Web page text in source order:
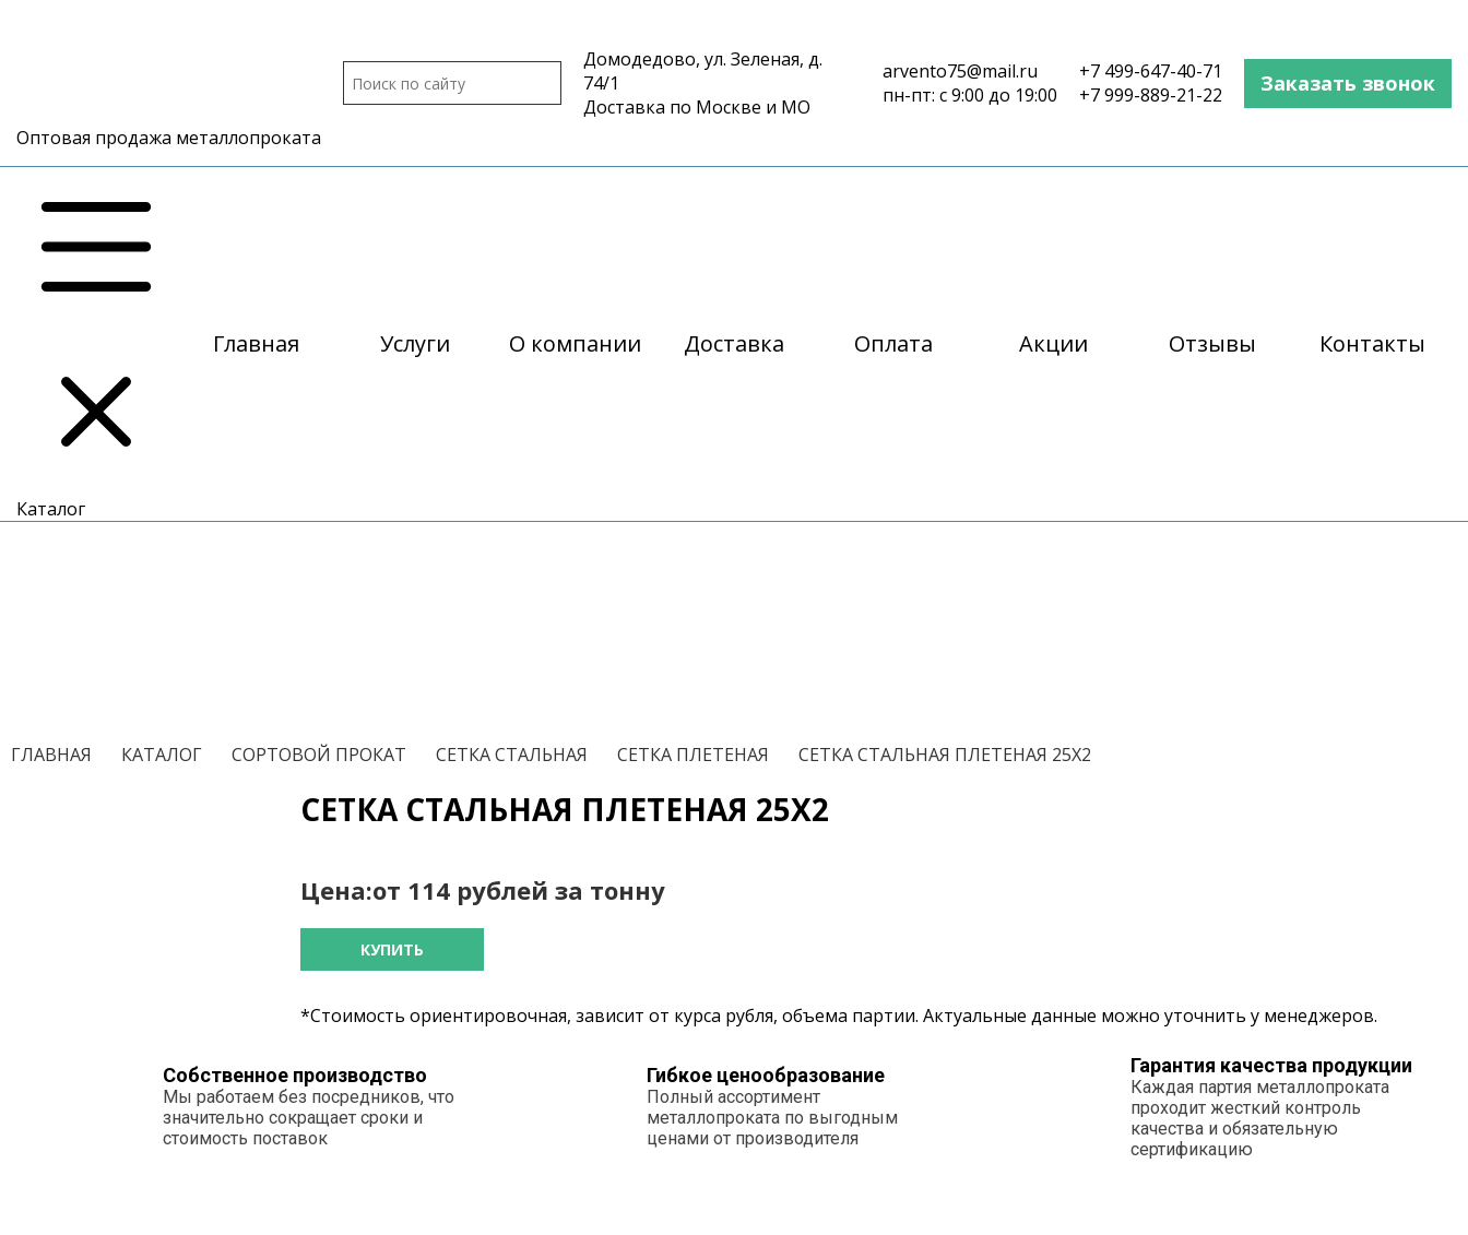
Оптовая продажа металлопроката
Домодедово, ул. Зеленая, д.
74/1
Доставка по Москве и МО
arvento75@mail.ru
пн-пт: с 9:00 до 19:00
+7 499-647-40-71
+7 999-889-21-22
Заказать звонок
Каталог
Главная Услуги О компании Доставка Оплата Акции Отзывы Контакты
ГЛАВНАЯ КАТАЛОГ СОРТОВОЙ ПРОКАТ СЕТКА СТАЛЬНАЯ СЕТКА ПЛЕТЕНАЯ СЕТКА СТАЛЬНАЯ ПЛЕТЕНАЯ 25Х2
СЕТКА СТАЛЬНАЯ ПЛЕТЕНАЯ 25Х2
Цена:от 114 рублей за тонну
КУПИТЬ
*Стоимость ориентировочная, зависит от курса рубля, объема партии. Актуальные данные можно уточнить у менеджеров.
Собственное производство
Мы работаем без посредников, что
значительно сокращает сроки и
стоимость поставок
Гибкое ценообразование
Полный ассортимент
металлопроката по выгодным
ценами от производителя
Гарантия качества продукции
Каждая партия металлопроката
проходит жесткий контроль
качества и обязательную
сертификацию